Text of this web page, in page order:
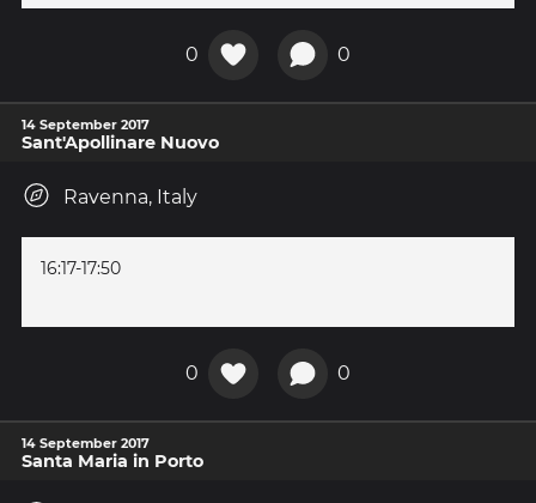
0 0
14 September 2017
Sant'Apollinare Nuovo
Ravenna, Italy
16:17-17:50
0 0
14 September 2017
Santa Maria in Porto